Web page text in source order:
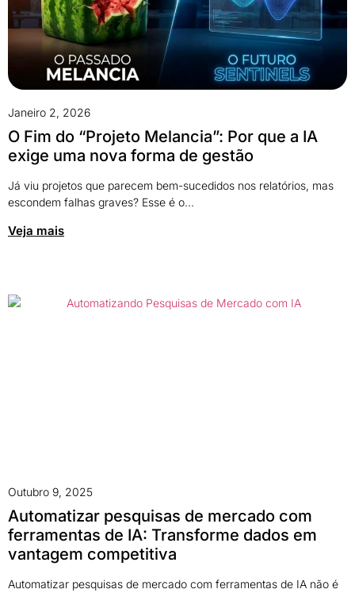
Janeiro 2, 2026
O Fim do “Projeto Melancia”: Por que a IA
exige uma nova forma de gestão
Já viu projetos que parecem bem-sucedidos nos relatórios, mas
escondem falhas graves? Esse é o...
Veja mais
Outubro 9, 2025
Automatizar pesquisas de mercado com
ferramentas de IA: Transforme dados em
vantagem competitiva
Automatizar pesquisas de mercado com ferramentas de IA não é